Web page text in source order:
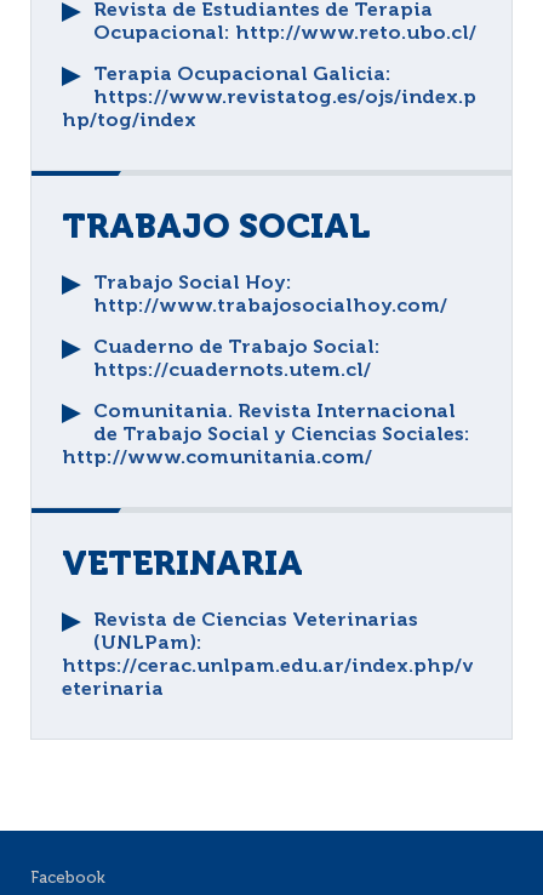
Revista de Estudiantes de Terapia
Ocupacional: http://www.reto.ubo.cl/
Terapia Ocupacional Galicia:
https://www.revistatog.es/ojs/index.p
hp/tog/index
TRABAJO SOCIAL
Trabajo Social Hoy:
http://www.trabajosocialhoy.com/
Cuaderno de Trabajo Social:
https://cuadernots.utem.cl/
Comunitania. Revista Internacional
de Trabajo Social y Ciencias Sociales:
http://www.comunitania.com/
VETERINARIA
Revista de Ciencias Veterinarias
(UNLPam):
https://cerac.unlpam.edu.ar/index.php/v
eterinaria
Facebook